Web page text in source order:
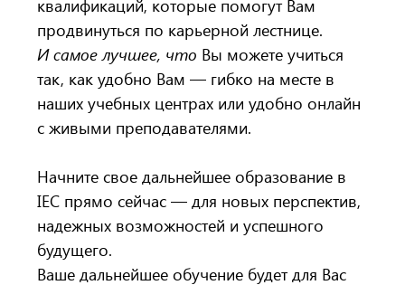
квалификаций, которые помогут Вам
продвинуться по карьерной лестнице.
И самое лучшее, что Вы можете учиться
так, как удобно Вам — гибко на месте в
наших учебных центрах или удобно онлайн
с живыми преподавателями.
Начните свое дальнейшее образование в
IEC прямо сейчас — для новых перспектив,
надежных возможностей и успешного
будущего.
Ваше дальнейшее обучение будет для Вас